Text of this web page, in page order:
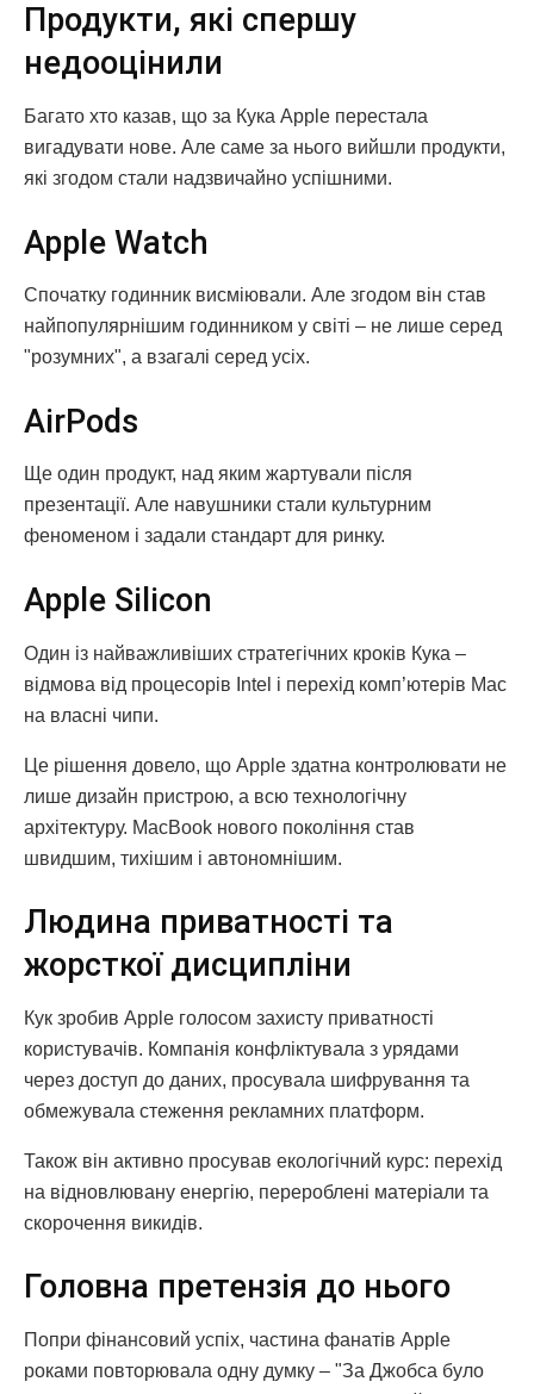
Продукти, які спершу
недооцінили
Багато хто казав, що за Кука Apple перестала
вигадувати нове. Але саме за нього вийшли продукти,
які згодом стали надзвичайно успішними.
Apple Watch
Спочатку годинник висміювали. Але згодом він став
найпопулярнішим годинником у світі – не лише серед
"розумних", а взагалі серед усіх.
AirPods
Ще один продукт, над яким жартували після
презентації. Але навушники стали культурним
феноменом і задали стандарт для ринку.
Apple Silicon
Один із найважливіших стратегічних кроків Кука –
відмова від процесорів Intel і перехід комп’ютерів Mac
на власні чипи.
Це рішення довело, що Apple здатна контролювати не
лише дизайн пристрою, а всю технологічну
архітектуру. MacBook нового покоління став
швидшим, тихішим і автономнішим.
Людина приватності та
жорсткої дисципліни
Кук зробив Apple голосом захисту приватності
користувачів. Компанія конфліктувала з урядами
через доступ до даних, просувала шифрування та
обмежувала стеження рекламних платформ.
Також він активно просував екологічний курс: перехід
на відновлювану енергію, перероблені матеріали та
скорочення викидів.
Головна претензія до нього
Попри фінансовий успіх, частина фанатів Apple
роками повторювала одну думку – "За Джобса було